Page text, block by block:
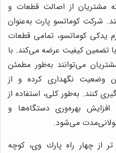
مشتریان از اصالت قطعات و
شرکت کوماتسو پارت به‌عنوان
یدکی کوماتسو، تمامی قطعات
با تضمین کیفیت عرضه می‌کند. با
می‌توانند به‌طور مطمئن
وضعیت نگهداری کرده و از
کنند. به‌طور کلی، استفاده از
بهره‌وری دستگاه‌ها و
می‌شود.
از چهار راه پارك وى، كوچه